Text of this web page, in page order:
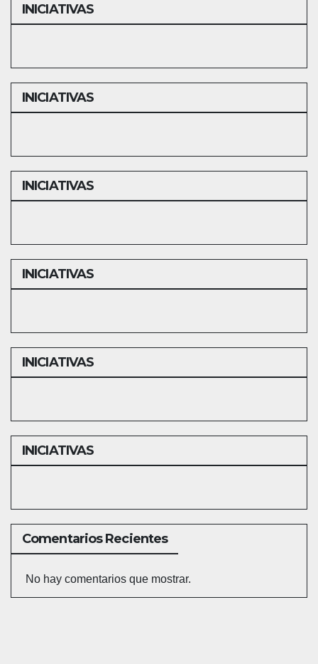
INICIATIVAS
INICIATIVAS
INICIATIVAS
INICIATIVAS
INICIATIVAS
INICIATIVAS
Comentarios Recientes
No hay comentarios que mostrar.